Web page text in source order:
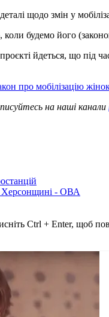
щодо змін у
будемо його
йдеться, що під
про мобілізацію
на наші канали
Херсонщині - ОВА
Ctrl + Enter, щоб